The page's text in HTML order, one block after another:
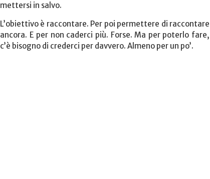
mettersi in salvo.
L’obiettivo è raccontare. Per poi permettere di raccontare
ancora. E per non caderci più. Forse. Ma per poterlo fare,
c’è bisogno di crederci per davvero. Almeno per un po’.